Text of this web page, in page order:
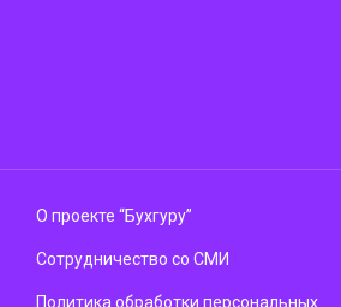
О проекте “Бухгуру”
Сотрудничество со СМИ
Политика обработки персональных